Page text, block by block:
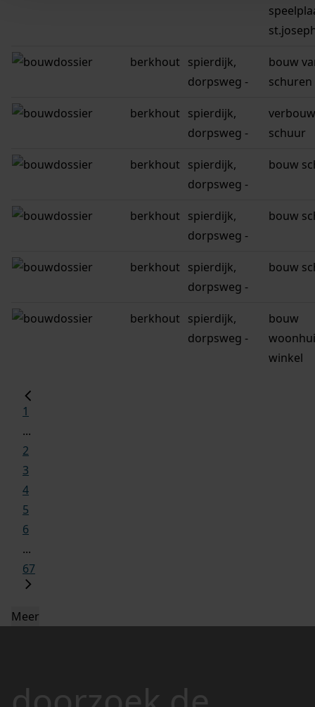
berkhout spierdijk,
dorpsweg -
bouw
schuren
berkhout spierdijk,
dorpsweg -
verbouw
schuur
berkhout spierdijk,
dorpsweg -
bouw
berkhout spierdijk,
dorpsweg -
bouw
berkhout spierdijk,
dorpsweg -
bouw
berkhout spierdijk,
dorpsweg -
bouw
winkel
1
...
2
3
4
5
6
...
67
Meer